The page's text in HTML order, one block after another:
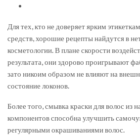
Для тех, кто не доверяет ярким
средств, хорошие рецепты найдутся в
косметологии. В плане скорости
результата, они здорово проигрывают
зато никоим образом не влияют на
состояние локонов.
Более того, смывка краски для волос из
компонентов способна улучшить
регулярными окрашиваниями волос.